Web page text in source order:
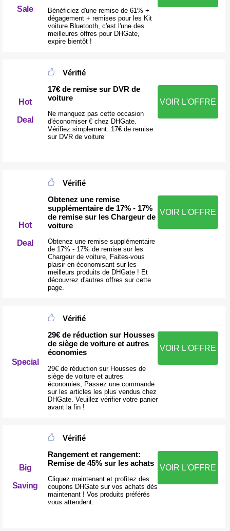
Sale
Bénéficiez d'une remise de 61% +
dégagement + remises pour les Kit
voiture Bluetooth, c'est l'une des
meilleures offres pour DHGate,
expire bientôt !
Hot
Deal
Vérifié
17€ de remise sur DVR de
voiture
Ne manquez pas cette occasion
d'économiser € chez DHGate.
Vérifiez simplement: 17€ de remise
sur DVR de voiture
VOIR L'OFFRE
Hot
Deal
Vérifié
Obtenez une remise
supplémentaire de 17% - 17%
de remise sur les Chargeur de
voiture
Obtenez une remise supplémentaire
de 17% - 17% de remise sur les
Chargeur de voiture, Faites-vous
plaisir en économisant sur les
meilleurs produits de DHGate ! Et
découvrez d'autres offres sur cette
page.
VOIR L'OFFRE
Special
Vérifié
29€ de réduction sur Housses
de siège de voiture et autres
économies
29€ de réduction sur Housses de
siège de voiture et autres
économies, Passez une commande
sur les articles les plus vendus chez
DHGate. Veuillez vérifier votre panier
avant la fin !
VOIR L'OFFRE
Big
Saving
Vérifié
Rangement et rangement:
Remise de 45% sur les achats
Cliquez maintenant et profitez des
coupons DHGate sur vos achats dès
maintenant ! Vos produits préférés
vous attendent.
VOIR L'OFFRE